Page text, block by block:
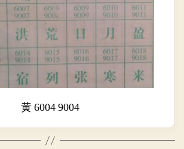
黄 6004 9004